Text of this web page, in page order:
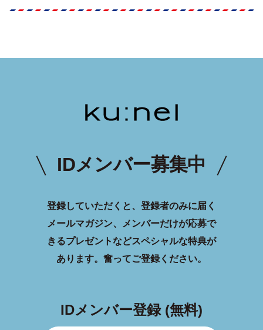
IDメンバー募集中
登録していただくと、登録者のみに届く
メールマガジン、メンバーだけが応募で
きるプレゼントなどスペシャルな特典が
あります。 奮ってご登録ください。
IDメンバー登録 (無料)